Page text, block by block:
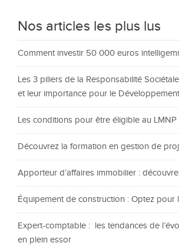
Nos articles les plus lus
Comment investir 50 000 euros
Les 3 piliers de la Responsabilité
et leur importance pour le
Les conditions pour être éligible au LMNP
Découvrez la formation en gestion de
Apporteur d’affaires immobilier :
Équipement de construction : Optez pour
Expert-comptable : les tendances de
en plein essor